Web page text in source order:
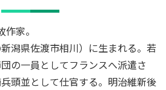
家。
潟県佐渡市相川）に生まれる。若
の一員としてフランスへ派遣さ
頭並として仕官する。明治維新後